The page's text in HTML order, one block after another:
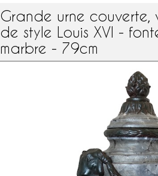
Grande urne couverte,
de style Louis XVI -
marbre - 79cm